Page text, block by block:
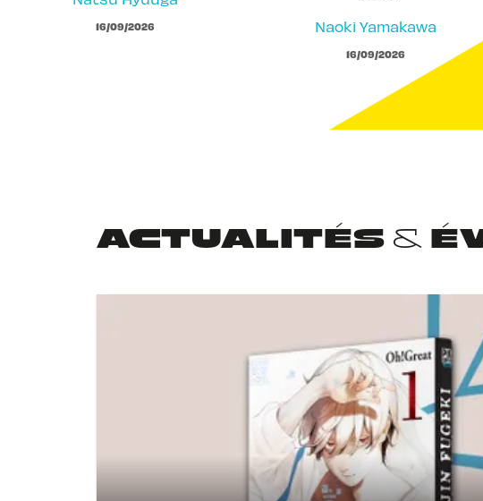
16/09/2026 Naoki Yamakawa
16/09/2026
ACTUALITÉS &